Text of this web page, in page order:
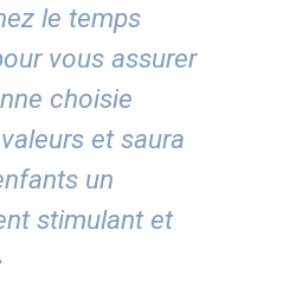
le temps
vous assurer
choisie
et saura
un
stimulant et